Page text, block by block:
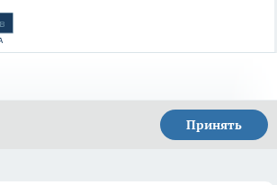
Принять